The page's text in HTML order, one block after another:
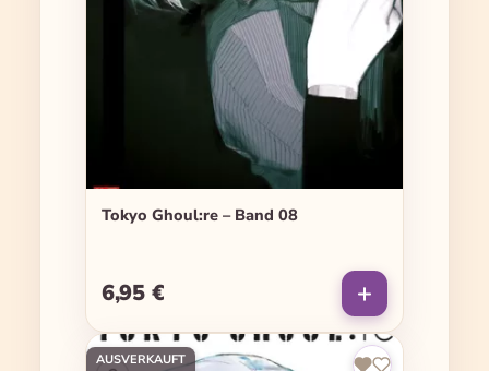
Tokyo Ghoul:re – Band 08
Regulärer Preis:
6,95 €
AUSVERKAUFT